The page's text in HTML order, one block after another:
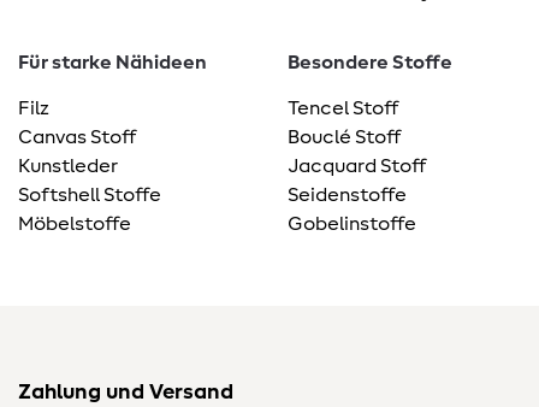
Für starke Nähideen
Filz
Canvas Stoff
Kunstleder
Softshell Stoffe
Möbelstoffe
Besondere Stoffe
Tencel Stoff
Bouclé Stoff
Jacquard Stoff
Seidenstoffe
Gobelinstoffe
Zahlung und Versand